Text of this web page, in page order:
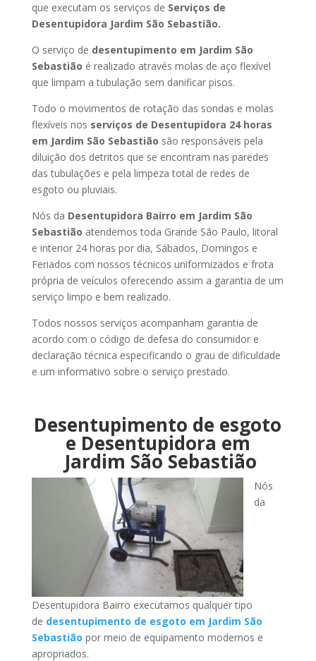
que executam os serviços de Serviços de
Desentupidora Jardim São Sebastião.
O serviço de desentupimento em Jardim São
Sebastião é realizado através molas de aço flexível
que limpam a tubulação sem danificar pisos.
Todo o movimentos de rotação das sondas e molas
flexíveis nos serviços de Desentupidora 24 horas
em Jardim São Sebastião são responsáveis pela
diluição dos detritos que se encontram nas paredes
das tubulações e pela limpeza total de redes de
esgoto ou pluviais.
Nós da Desentupidora Bairro em Jardim São
Sebastião atendemos toda Grande São Paulo, litoral
e interior 24 horas por dia, Sábados, Domingos e
Feriados com nossos técnicos uniformizados e frota
própria de veículos oferecendo assim a garantia de um
serviço limpo e bem realizado.
Todos nossos serviços acompanham garantia de
acordo com o código de defesa do consumidor e
declaração técnica especificando o grau de dificuldade
e um informativo sobre o serviço prestado.
Desentupimento de esgoto
e Desentupidora em
Jardim São Sebastião
Nós
da
Desentupidora Bairro executamos qualquer tipo
de desentupimento de esgoto em Jardim São
Sebastião por meio de equipamento modernos e
apropriados.